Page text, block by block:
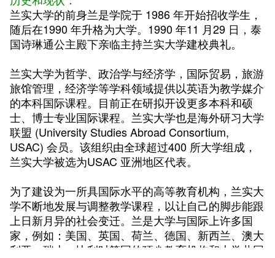
兰实大学的前身兰是学院于 1986 年开始招收学生，
随后在1990 年升格为大学。1990 年11 月29 日，泰
国诗琳通公主殿下亲临主持兰实大学建校典礼。
兰实大学为哲学、政治学与经济学，国际贸易，旅游
旅馆管理，经济学等学科领域提供以英语为教学媒介
的本科国际课程。目前正在研拟开设更多本科和硕
士、博士专业国际课程。兰实大学也是海外研习大学
联盟 (University Studies Abroad Consortium,
USAC) 会员。该组织由全球超过400 所大学组成，
兰实大学被选为USAC 亚洲地区代表。
为了建设为一所具国际水平的高等教育机构，兰实大
学不断地发展与调整教学课程，以让自己的脚步能跟
上日新月异的社会变迁。兰是大学与国际上许多国
家，例如：美国、英国、荷兰、德国、新西兰、澳大
利亚、瑞士、比利时等国的顶尖教育机构和大学共同